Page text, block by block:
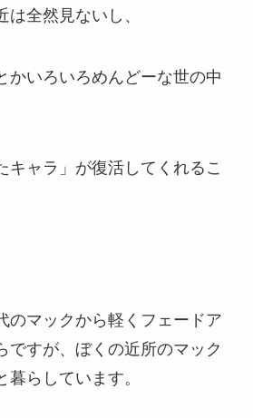
は全然見ないし、
かいろいろめんどーな世の中
キャラ」が復活してくれるこ
のマックから軽くフェードア
ですが、ぼくの近所のマック
らしています。